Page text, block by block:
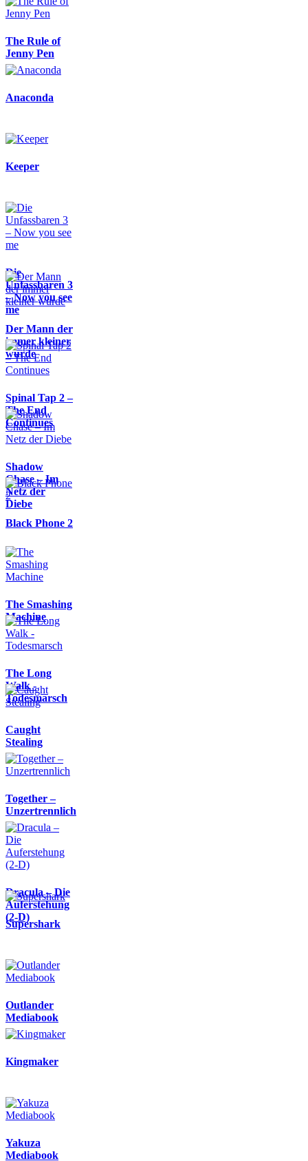
The Rule of
Jenny Pen
Anaconda
Keeper
Die
Unfassbaren 3
– Now you see
me
Der Mann der
immer kleiner
wurde
Spinal Tap 2 –
The End
Continues
Shadow
Chase – Im
Netz der
Diebe
Black Phone 2
The Smashing
Machine
The Long
Walk -
Todesmarsch
Caught
Stealing
Together –
Unzertrennlich
Dracula – Die
Auferstehung
(2-D)
Supershark
Outlander
Mediabook
Kingmaker
Yakuza
Mediabook